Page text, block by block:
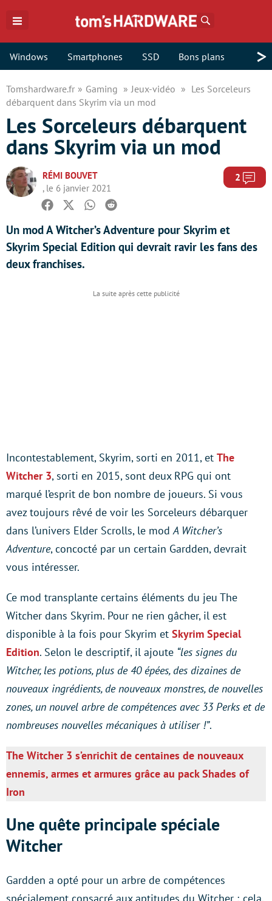
Windows Smartphones SSD Bons plans >
Tomshardware.fr Gaming Jeux-vidéo
Les Sorceleurs
débarquent dans Skyrim via un mod
Les Sorceleurs débarquent
dans Skyrim via un mod
RÉMI BOUVET
, le 6 janvier 2021
2
Facebook
TwitterWhatsapp
Reddit
Un mod A Witcher’s Adventure pour Skyrim et
Skyrim Special Edition qui devrait ravir les fans des
deux franchises.
Incontestablement, Skyrim, sorti en 2011, et The
Witcher 3, sorti en 2015, sont deux RPG qui ont
marqué l’esprit de bon nombre de joueurs. Si vous
avez toujours rêvé de voir les Sorceleurs débarquer
dans l’univers Elder Scrolls, le modA Witcher’s
Adventure, concocté par un certain Gardden, devrait
vous intéresser.
Ce mod transplante certains éléments du jeu The
Witcher dans Skyrim. Pour ne rien gâcher, il est
disponible à la fois pour Skyrim et Skyrim Special
Edition. Selon le descriptif, il ajoute “les signes du
Witcher, les potions, plus de 40 épées, des dizaines de
nouveaux ingrédients, de nouveaux monstres, de nouvelles
zones, un nouvel arbre de compétences avec 33 Perks et de
nombreuses nouvelles mécaniques à utiliser !”.
The Witcher 3 s’enrichit de centaines de nouveaux
ennemis, armes et armures grâce au pack Shades of
Iron
Une quête principale spéciale
Witcher
Gardden a opté pour un arbre de compétences